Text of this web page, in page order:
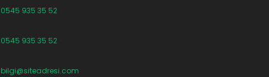
0545 935 35 52
0545 935 35 52
bilgi@siteadresi.com